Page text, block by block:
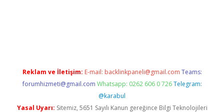
Reklam ve İletişim: E-mail: backlinkpaneli@gmail.com Teams:
forumhizmeti@gmail.com Whatsapp: 0262 606 0 726 Telegram:
@karabul
Yasal Uyarı: Sitemiz, 5651 Sayılı Kanun gereğince Bilgi Teknolojileri